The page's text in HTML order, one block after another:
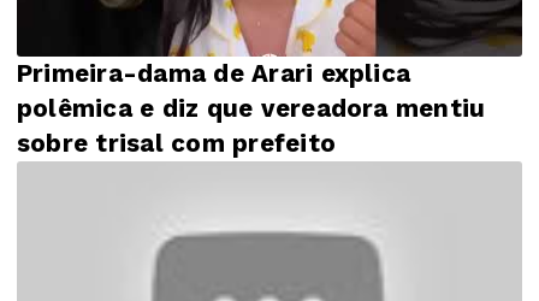
Primeira-dama de Arari explica
polêmica e diz que vereadora mentiu
sobre trisal com prefeito